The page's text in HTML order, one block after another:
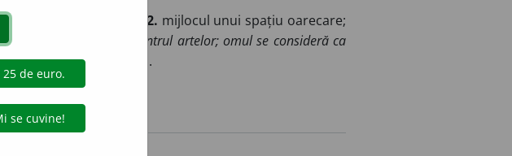
unei circumferințe; 2. mijlocul unui spațiu oarecare;
acțiune: Roma era centrul artelor; omul se consideră ca
între dreapta și stânga.